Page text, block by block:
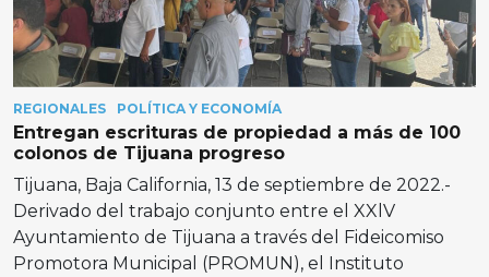
REGIONALES POLÍTICA Y ECONOMÍA
Entregan escrituras de propiedad a más de 100
colonos de Tijuana progreso
Tijuana, Baja California, 13 de septiembre de 2022.-
Derivado del trabajo conjunto entre el XXlV
Ayuntamiento de Tijuana a través del Fideicomiso
Promotora Municipal (PROMUN), el Instituto